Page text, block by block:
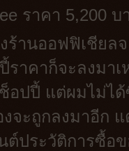
ราคา 5,200 บ
ร้านออฟฟิเชีย
าคาก็จะลงมา
อปปี้ แต่ผมไม่ไ
จะถูกลงมาอีก
ต์ประวัติการซื้อ